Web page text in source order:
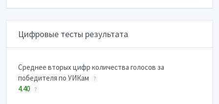
Цифровые тесты результата
Cреднее вторых цифр количества голосов за
победителя по УИКам
?
4.40 ?